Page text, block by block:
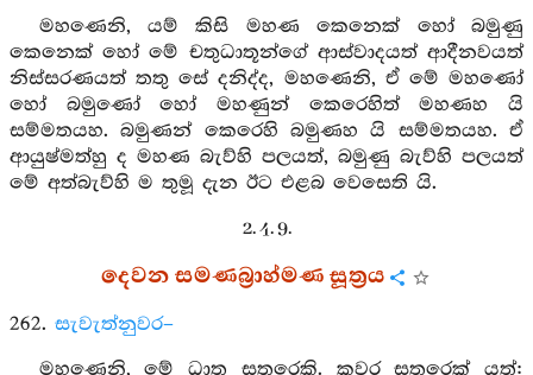
මහණෙනි, යම් කිසි මහණ කෙනෙක් හෝ බමුණු
කෙනෙක් හෝ මේ චතුධාතූන්ගේ ආස්වාදයත් ආදීනවයත්
නිස්සරණයත් තතු සේ දනිද්ද, මහණෙනි, ඒ මේ මහණෝ
හෝ බමුණෝ හෝ මහණුන් කෙරෙහිත් මහණහ යි
සම්මතයහ. බමුණන් කෙරෙහි බමුණහ යි සම්මතයහ. ඒ
ආයුෂ්මත්හු ද මහණ බැව්හි පලයත්, බමුණු බැව්හි පලයත්
මේ අත්බැව්හි ම තුමූ දැන ඊට එළබ වෙසෙති යි.
2. 4. 9.
දෙවන සමණබ්‍රාහ්මණ සූත්‍රය
262. සැවැත්නුවර–
මහණෙනි, මේ ධාතු සතරෙකි. කවර සතරෙක් යත්: